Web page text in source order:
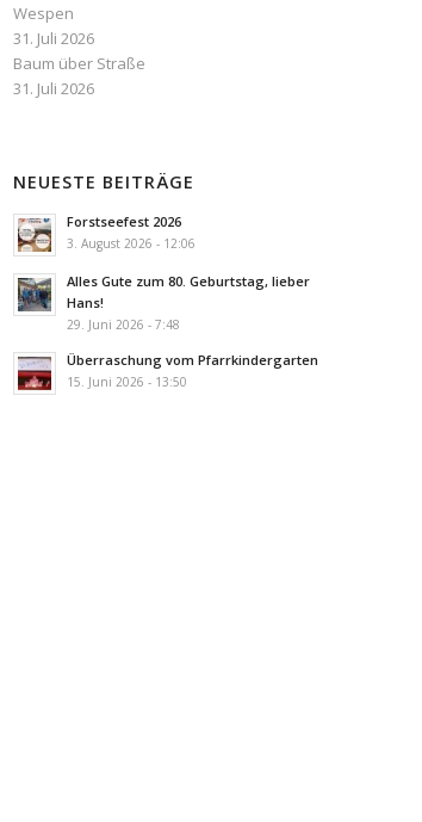
Wespen
31. Juli 2026
Baum über Straße
31. Juli 2026
NEUESTE BEITRÄGE
Forstseefest 2026
3. August 2026 - 12:06
Alles Gute zum 80. Geburtstag, lieber
Hans!
29. Juni 2026 - 7:48
Überraschung vom Pfarrkindergarten
15. Juni 2026 - 13:50